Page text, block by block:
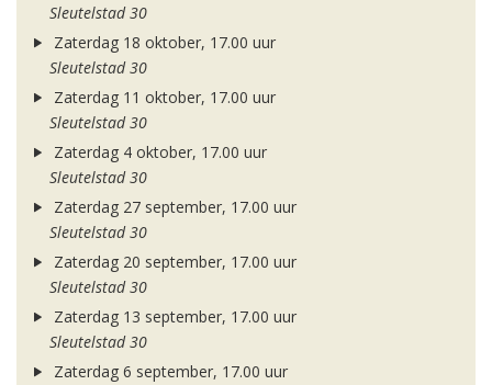
Sleutelstad 30
Zaterdag 18 oktober, 17.00 uur
Sleutelstad 30
Zaterdag 11 oktober, 17.00 uur
Sleutelstad 30
Zaterdag 4 oktober, 17.00 uur
Sleutelstad 30
Zaterdag 27 september, 17.00 uur
Sleutelstad 30
Zaterdag 20 september, 17.00 uur
Sleutelstad 30
Zaterdag 13 september, 17.00 uur
Sleutelstad 30
Zaterdag 6 september, 17.00 uur